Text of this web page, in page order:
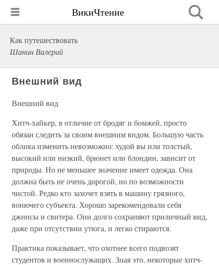
ВикиЧтение
Как путешествовать
Шанин Валерий
Внешний вид
Внешний вид
Хитч-хайкер, в отличие от бродяг и бомжей, просто
обязан следить за своим внешним видом. Большую часть
облика изменить невозможно: худой вы или толстый,
высокий или низкий, брюнет или блондин, зависит от
природы. Но не меньшее значение имеет одежда. Она
должна быть не очень дорогой, но по возможности
чистой. Редко кто захочет взять в машину грязного,
вонючего субъекта. Хорошо зарекомендовали себя
джинсы и свитера. Они долго сохраняют приличный вид,
даже при отсутствии утюга, и легко стираются.
Практика показывает, что охотнее всего подвозят
студентов и военнослужащих. Зная это, некоторые хитч-